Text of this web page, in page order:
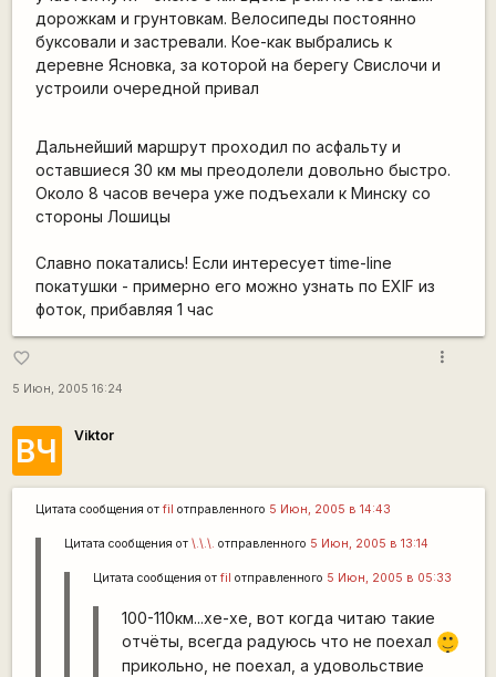
дорожкам и грунтовкам. Велосипеды постоянно
буксовали и застревали. Кое-как выбрались к
деревне Ясновка, за которой на берегу Свислочи и
устроили очередной привал
Дальнейший маршрут проходил по асфальту и
оставшиеся 30 км мы преодолели довольно быстро.
Около 8 часов вечера уже подъехали к Минску со
стороны Лошицы
Славно покатались! Если интересует time-line
покатушки - примерно его можно узнать по EXIF из
фоток, прибавляя 1 час
favorite_border
5 Июн, 2005 16:24
more_vert
ВЧ Viktor
Цитата сообщения от fil отправленного 5 Июн, 2005 в 14:43
Цитата сообщения от \.\.\. отправленного 5 Июн, 2005 в 13:14
Цитата сообщения от fil отправленного 5 Июн, 2005 в 05:33
100-110км...хе-хе, вот когда читаю такие
отчёты, всегда радуюсь что не поехал
|-)
_)
прикольно, не поехал, а удовольствие